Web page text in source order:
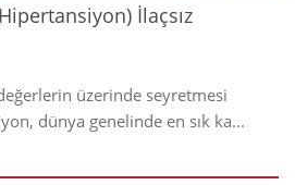
İlaçsız
üzerinde seyretmesi
dünya genelinde en sık ka...